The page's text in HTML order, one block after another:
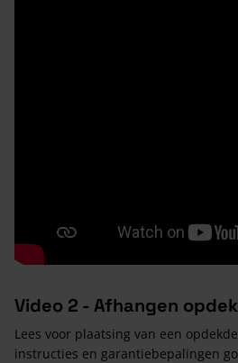
Video 2 - Afhangen
Lees voor plaatsing van een
instructies en garantiebepalingen